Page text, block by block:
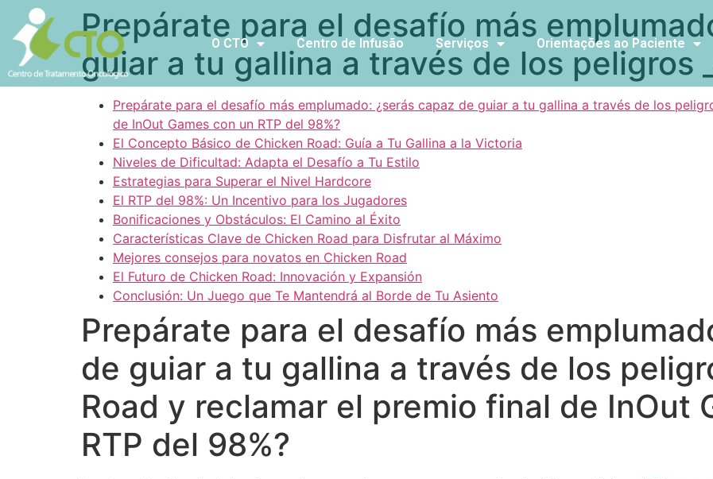
O CTO Centro de Infusão Serviços Orientações ao Paciente
Prepárate para el desafío más
guiar a tu gallina a través de los peligros
Prepárate para el desafío más emplumado: ¿serás capaz de guiar a tu gallina a través de los
de InOut Games con un RTP del 98%?
El Concepto Básico de Chicken Road: Guía a Tu Gallina a la Victoria
Niveles de Dificultad: Adapta el Desafío a Tu Estilo
Estrategias para Superar el Nivel Hardcore
El RTP del 98%: Un Incentivo para los Jugadores
Bonificaciones y Obstáculos: El Camino al Éxito
Características Clave de Chicken Road para Disfrutar al Máximo
Mejores consejos para novatos en Chicken Road
El Futuro de Chicken Road: Innovación y Expansión
Conclusión: Un Juego que Te Mantendrá al Borde de Tu Asiento
Prepárate para el desafío más
de guiar a tu gallina a través de los
Road y reclamar el premio final de InOut
RTP del 98%?